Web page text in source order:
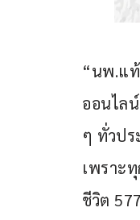
“นพ.แท้
ออนไล
ๆ ทั่วปร
เพราะ
ชีวิต